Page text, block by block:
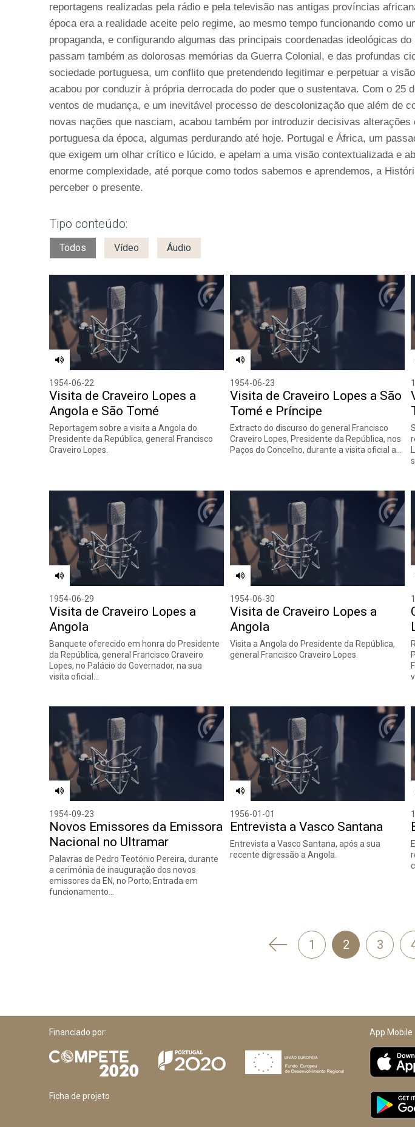
reportagens realizadas pela rádio e pela televisão nas antigas províncias
época era a realidade aceite pelo regime, ao mesmo tempo funcionando como
propaganda, e configurando algumas das principais coordenadas ideológicas
passam também as dolorosas memórias da Guerra Colonial, e das profundas
sociedade portuguesa, um conflito que pretendendo legitimar e perpetuar a
acabou por conduzir à própria derrocada do poder que o sustentava. Com o 25
ventos de mudança, e um inevitável processo de descolonização que além de
novas nações que nasciam, acabou também por introduzir decisivas
portuguesa da época, algumas perdurando até hoje. Portugal e África, um
que exigem um olhar crítico e lúcido, e apelam a uma visão contextualizada e
enorme complexidade, até porque como todos sabemos e aprendemos, a
perceber o presente.
Tipo conteúdo:
Todos Vídeo Áudio
1954-06-22
Visita de Craveiro Lopes a
Angola e São Tomé
Reportagem sobre a visita a Angola do
Presidente da República, general Francisco
Craveiro Lopes.
1954-06-23
Visita de Craveiro Lopes a São
Tomé e Príncipe
Extracto do discurso do general Francisco
Craveiro Lopes, Presidente da República, nos
Paços do Concelho, durante a visita oficial a…
1954-06-29
Visita de Craveiro Lopes a
Angola
Banquete oferecido em honra do Presidente
da República, general Francisco Craveiro
Lopes, no Palácio do Governador, na sua
visita oficial…
1954-06-30
Visita de Craveiro Lopes a
Angola
Visita a Angola do Presidente da República,
general Francisco Craveiro Lopes.
1954-09-23
Novos Emissores da Emissora
Nacional no Ultramar
Palavras de Pedro Teotónio Pereira, durante
a cerimónia de inauguração dos novos
emissores da EN, no Porto; Entrada em
funcionamento…
1956-01-01
Entrevista a Vasco Santana
Entrevista a Vasco Santana, após a sua
recente digressão a Angola.
'
1 2 3
Financiado por:
Ficha de projeto
App Mobile